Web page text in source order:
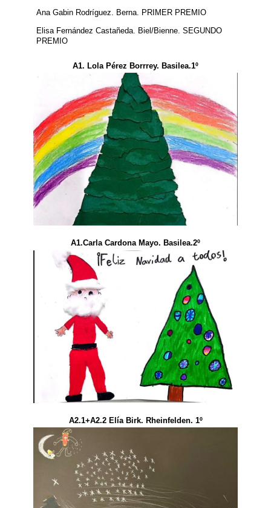
Ana Gabin Rodríguez. Berna. PRIMER PREMIO
Elisa Fernández Castañeda. Biel/Bienne. SEGUNDO
PREMIO
A1. Lola Pérez Borrrey. Basilea.1º
A1.Carla Cardona Mayo. Basilea.2º
A2.1+A2.2 Elía Birk. Rheinfelden. 1º